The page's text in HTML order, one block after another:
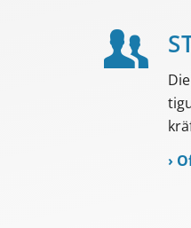
›